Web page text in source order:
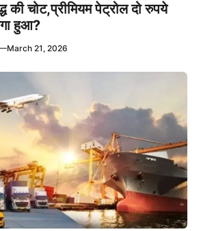
की चोट,प्रीमियम पेट्रोल दो रुपये
हुआ?
March 21, 2026